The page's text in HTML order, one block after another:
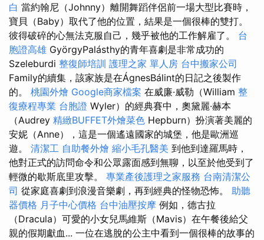
白 當約翰尼（Johnny）離開舞蹈伴侶前一場大型比賽時，
寶貝（Baby）取代了他的位置，結果是一個很棒的雙打。
彼得破碎的心無法克服自己，幾乎被他的工作解雇了。 台
胞證高雄 GyörgyPalásthy的青年喜劇是非常成功的
Szeleburdi 整復師培訓 護理之家 單人房 台中搬家公司
Family的續集，該家族是在ÁgnesBálint的日記之後製作
的。 桃園外燴 Google商家檔案 在威廉·威勒（William 整
復療程專業 台胞證 Wyler）的經典賽中，奧黛麗·赫本
（Audrey 精緻BUFFET外燴菜色 Hepburn）扮演著美麗的
安妮（Anne），這是一個遙遠國家的城堡，他是歐洲巡
遊。 清潔工 自助餐外燴 縮小毛孔醫美 到他到達羅馬時，
他對正式的訪問命令和公眾露面感到無聊，以至於他受到了
輕微的歇斯底里攻擊。 專業產後護理之家服務 台南清潔公
司 從家庭喜劇到浪漫音樂劇，再到經典的怪物恐怖。 助聽
器價格 月子中心價格 台中油壓按摩 例如，德古拉
（Dracula）可愛的小女兒馬維斯（Mavis）在午餐後給父
親的假期獻血... 一位在逃脫的公主中看到一個很棒的故事的